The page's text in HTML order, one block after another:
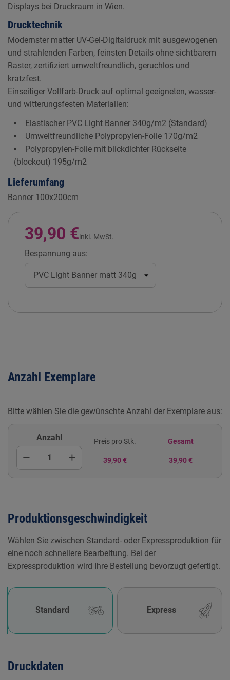
Displays bei Druckraum in Wien.
Drucktechnik
Modernster matter UV-Gel-Digitaldruck mit ausgewogenen
und strahlenden Farben, feinsten Details ohne sichtbarem
Raster, zertifiziert umweltfreundlich, geruchlos und
kratzfest.
Einseitiger Vollfarb-Druck auf optimal geeigneten, wasser-
und witterungsfesten Materialien:
Elastischer PVC Light Banner 340g/m2 (Standard)
Umweltfreundliche Polypropylen-Folie 170g/m2
Polypropylen-Folie mit blickdichter Rückseite
(blockout) 195g/m2
Lieferumfang
Banner 100x200cm
39,90 €inkl. MwSt.
Bespannung aus:
Anzahl Exemplare
Bitte wählen Sie die gewünschte Anzahl der Exemplare aus:
Anzahl
remove add
Preis pro Stk.
39,90 €
Gesamt
39,90 €
Produktionsgeschwindigkeit
Wählen Sie zwischen Standard- oder Expressproduktion für
eine noch schnellere Bearbeitung. Bei der
Expressproduktion wird Ihre Bestellung bevorzugt gefertigt.
Standard Express
Druckdaten